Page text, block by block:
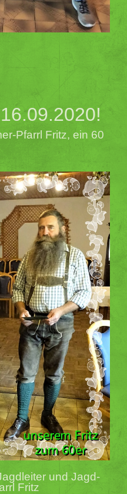
16.09.2020!
Fritz, ein 60
und Jagd-
Fritz